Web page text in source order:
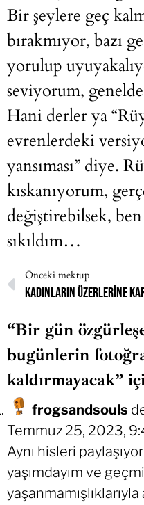
Bir şeylere geç
bırakmıyor, bazı
yorulup
seviyorum,
Hani derler ya
evrenlerdeki
yansıması” diye.
kıskanıyorum,
değiştirebilsek,
sıkıldım…
Önceki mektup
“Bir gün
bugünlerin
kaldırmayacak”
frogsandsouls
Temmuz 25, 2023,
Aynı hisleri
yaşımdayım ve